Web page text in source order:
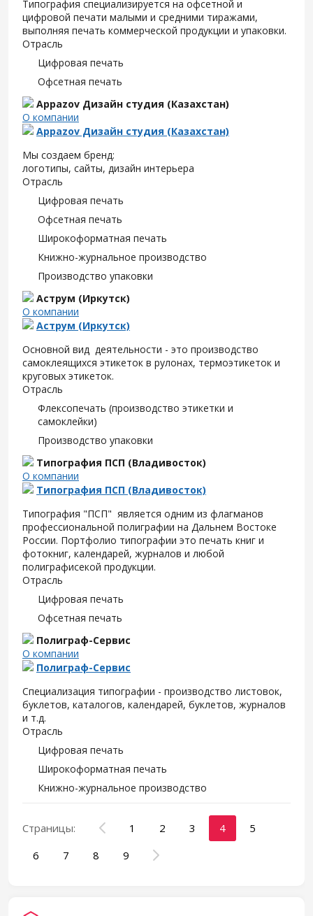
Типография специализируется на офсетной и
цифровой печати малыми и средними тиражами,
выполняя печать коммерческой продукции и упаковки.
Отрасль
Цифровая печать
Офсетная печать
Appazov Дизайн студия (Казахстан)
О компании
Appazov Дизайн студия (Казахстан)
Мы создаем бренд:
логотипы, сайты, дизайн интерьера
Отрасль
Цифровая печать
Офсетная печать
Широкоформатная печать
Книжно-журнальное производство
Производство упаковки
Аструм (Иркутск)
О компании
Аструм (Иркутск)
Основной вид деятельности - это производство
самоклеящихся этикеток в рулонах, термоэтикеток и
круговых этикеток.
Отрасль
Флексопечать (производство этикетки и
самоклейки)
Производство упаковки
Типография ПСП (Владивосток)
О компании
Типография ПСП (Владивосток)
Типография "ПСП" является одним из флагманов
профессиональной полиграфии на Дальнем Востоке
России. Портфолио типографии это печать книг и
фотокниг, календарей, журналов и любой
полиграфисекой продукции.
Отрасль
Цифровая печать
Офсетная печать
Полиграф-Сервис
О компании
Полиграф-Сервис
Специализация типографии - производство листовок,
буклетов, каталогов, календарей, буклетов, журналов
и т.д.
Отрасль
Цифровая печать
Широкоформатная печать
Книжно-журнальное производство
Страницы: 1 2 3 4
5
6
7 8 9